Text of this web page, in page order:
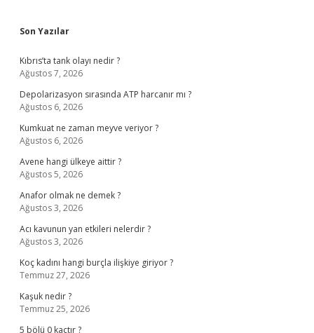
Sidebar
Son Yazılar
Kıbrıs’ta tank olayı nedir ?
Ağustos 7, 2026
Depolarizasyon sırasında ATP harcanır mı ?
Ağustos 6, 2026
Kumkuat ne zaman meyve veriyor ?
Ağustos 6, 2026
Avene hangi ülkeye aittir ?
Ağustos 5, 2026
Anafor olmak ne demek ?
Ağustos 3, 2026
Acı kavunun yan etkileri nelerdir ?
Ağustos 3, 2026
Koç kadını hangi burçla ilişkiye giriyor ?
Temmuz 27, 2026
Kaşuk nedir ?
Temmuz 25, 2026
5 bölü 0 kaçtır ?